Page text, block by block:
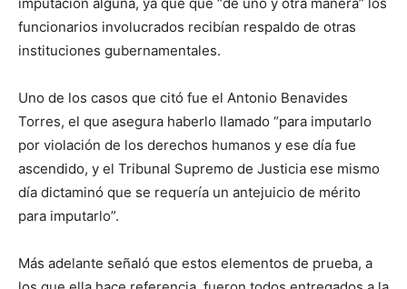
imputación alguna, ya que que “de uno y otra manera” los
funcionarios involucrados recibían respaldo de otras
instituciones gubernamentales.
Uno de los casos que citó fue el Antonio Benavides
Torres, el que asegura haberlo llamado “para imputarlo
por violación de los derechos humanos y ese día fue
ascendido, y el Tribunal Supremo de Justicia ese mismo
día dictaminó que se requería un antejuicio de mérito
para imputarlo”.
Más adelante señaló que estos elementos de prueba, a